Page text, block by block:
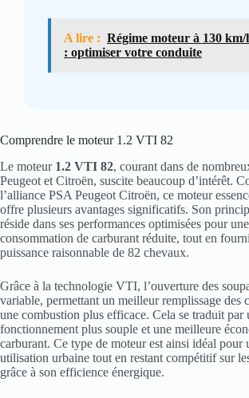
A lire : Régime moteur à 130 km/
: optimiser votre conduite
Comprendre le moteur 1.2 VTI 82
Le moteur 1.2 VTI 82, courant dans de
Peugeot et Citroën, suscite beaucoup d’intérêt.
l’alliance PSA Peugeot Citroën, ce moteur
offre plusieurs avantages significatifs. Son
réside dans ses performances optimisées pour une
consommation de carburant réduite, tout en
puissance raisonnable de 82 chevaux.
Grâce à la technologie VTI, l’ouverture des
variable, permettant un meilleur remplissage des
une combustion plus efficace. Cela se traduit par
fonctionnement plus souple et une meilleure
carburant. Ce type de moteur est ainsi idéal pour
utilisation urbaine tout en restant compétitif sur
grâce à son efficience énergique.